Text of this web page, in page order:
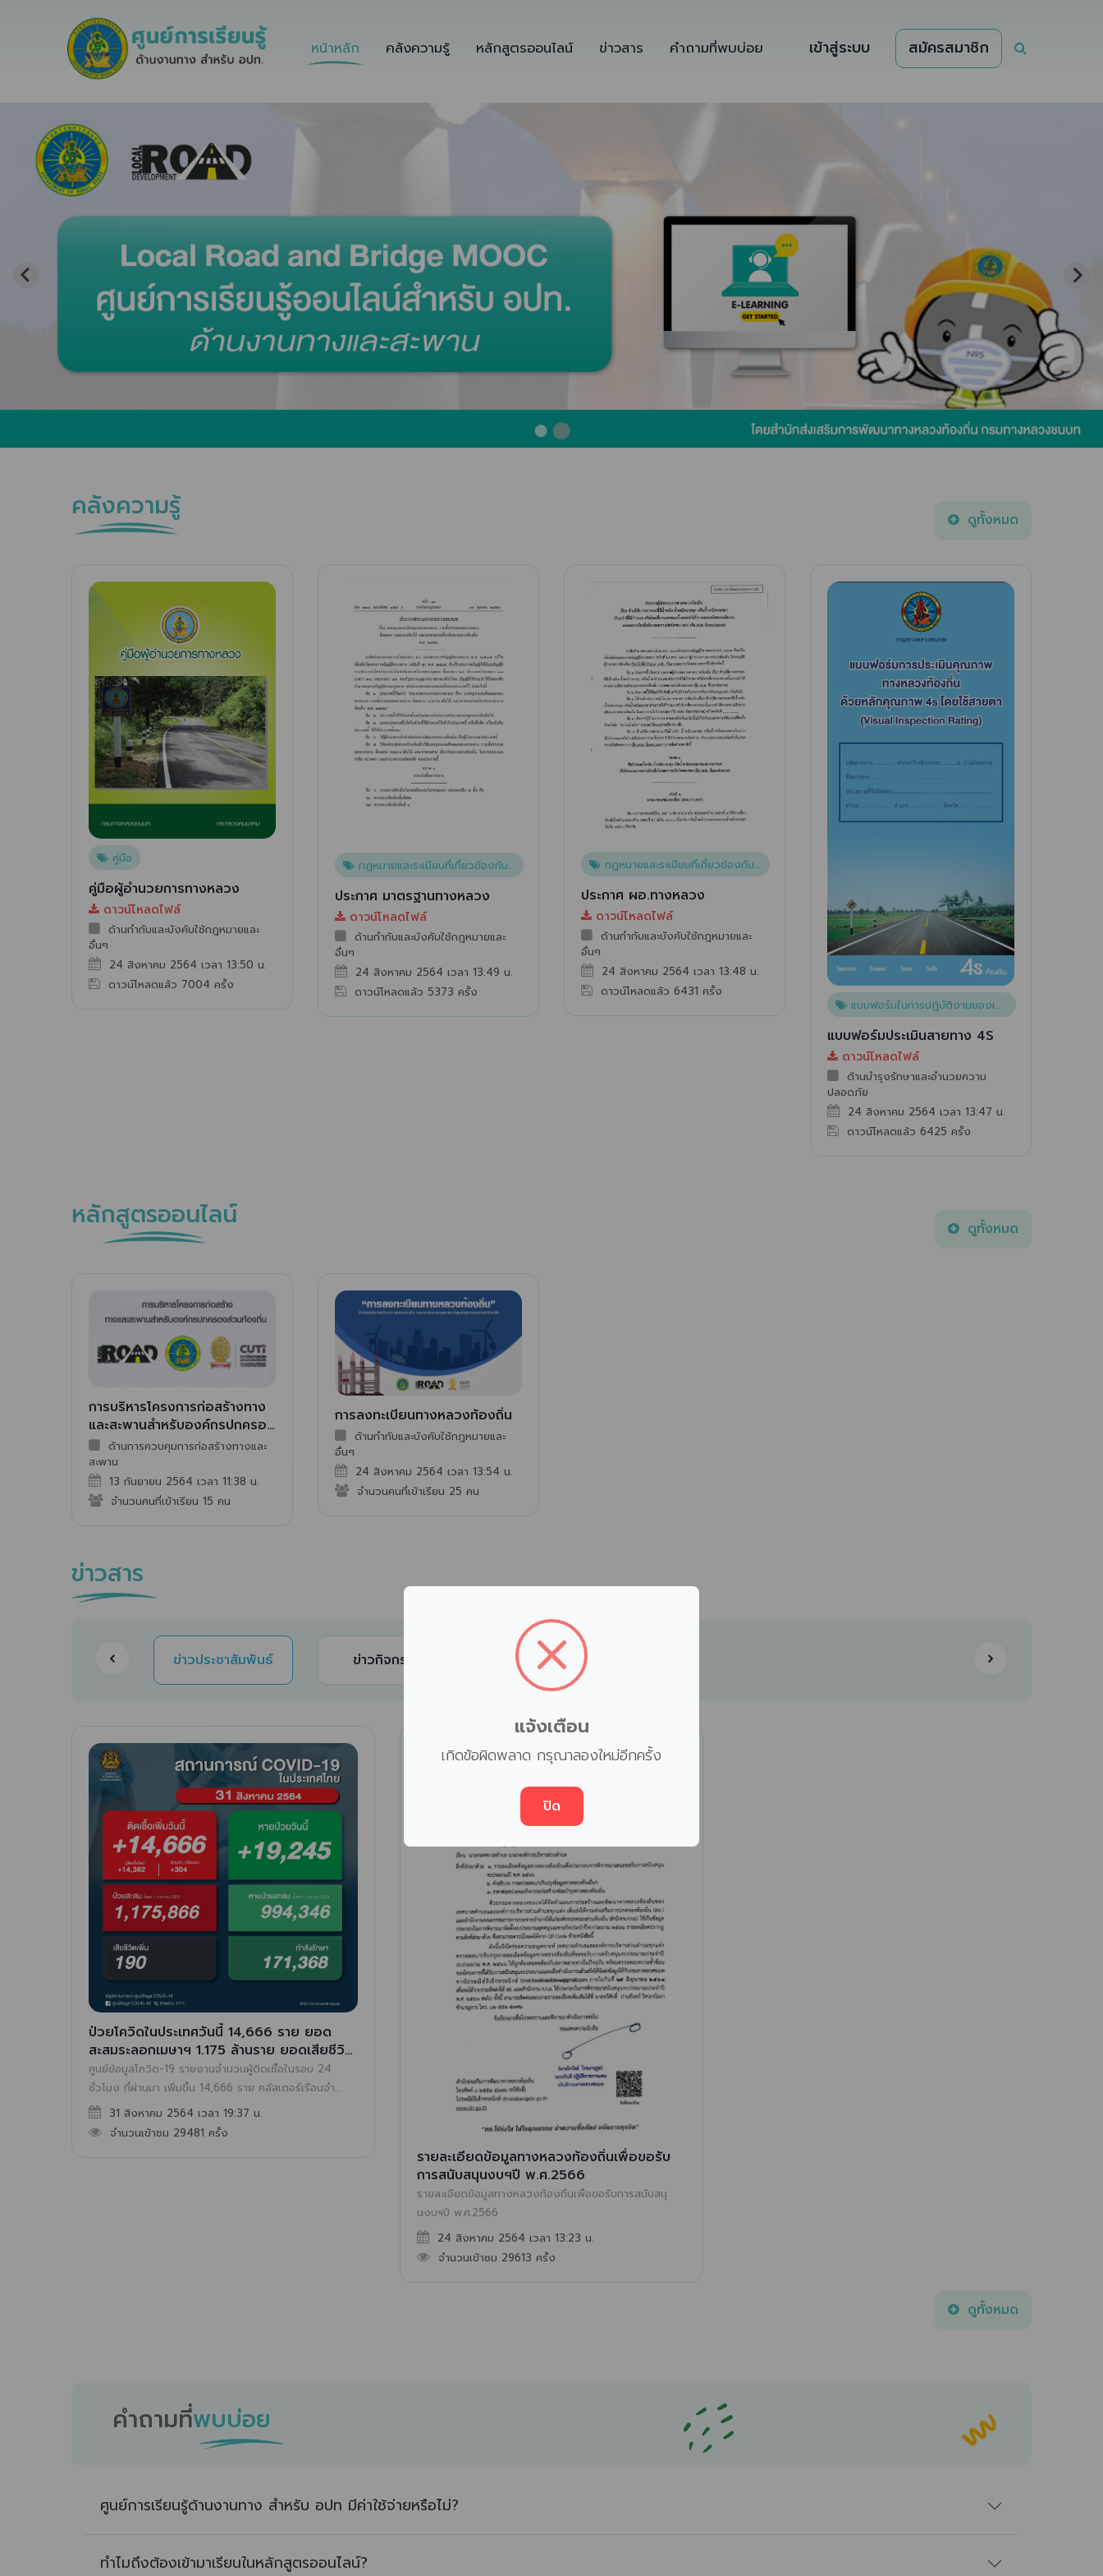
หน้าหลัก คลังความรู้ หลักสูตรออนไลน์ ข่าวสาร คำถามที่พบบ่อย เข้าสู่ระบบ สมัครสมาชิก
คลังความรู้ ดูทั้งหมด
คู่มือ
คู่มือผู้อำนวยการทางหลวง
ดาวน์โหลดไฟล์
ด้านกำกับและบังคับใช้กฎหมายและ
อื่นๆ
24 สิงหาคม 2564 เวลา 13:50 น.
ดาวน์โหลดแล้ว 7004 ครั้ง
กฎหมายและระเบียบที่เกี่ยวข้องกับงานทางหลวง
ประกาศ มาตรฐานทางหลวง
ดาวน์โหลดไฟล์
ด้านกำกับและบังคับใช้กฎหมายและ
อื่นๆ
24 สิงหาคม 2564 เวลา 13:49 น.
ดาวน์โหลดแล้ว 5373 ครั้ง
กฎหมายและระเบียบที่เกี่ยวข้องกับงานทางหลวง
ประกาศ ผอ.ทางหลวง
ดาวน์โหลดไฟล์
ด้านกำกับและบังคับใช้กฎหมายและ
อื่นๆ
24 สิงหาคม 2564 เวลา 13:48 น.
ดาวน์โหลดแล้ว 6431 ครั้ง
แบบฟอร์มในการปฎิบัติงานของเจ้าหน้าที่
แบบฟอร์มประเมินสายทาง 4S
ดาวน์โหลดไฟล์
ด้านบำรุงรักษาและอำนวยความ
ปลอดภัย
24 สิงหาคม 2564 เวลา 13:47 น.
ดาวน์โหลดแล้ว 6425 ครั้ง
หลักสูตรออนไลน์ ดูทั้งหมด
การบริหารโครงการก่อสร้างทาง
และสะพานสำหรับองค์กรปกครอง
ส่วนท้องถิ่น
ด้านการควบคุมการก่อสร้างทางและ
สะพาน
13 กันยายน 2564 เวลา 11:38 น.
จำนวนคนที่เข้าเรียน 15 คน
การลงทะเบียนทางหลวงท้องถิ่น
ด้านกำกับและบังคับใช้กฎหมายและ
อื่นๆ
24 สิงหาคม 2564 เวลา 13:54 น.
จำนวนคนที่เข้าเรียน 25 คน
ข่าวสาร
ข่าวประชาสัมพันธ์ ข่าวกิจกรรม
ป่วยโควิดในประเทศวันนี้ 14,666 ราย ยอด
สะสมระลอกเมษาฯ 1.175 ล้านราย ยอดเสียชีวิต
ยังสูง 190 คน ยอดรวม 11,589 คน
ศูนย์ข้อมูลโควิด-19 รายงานจำนวนผู้ติดเชื้อในรอบ 24
ชั่วโมง ที่ผ่านมา เพิ่มขึ้น 14,666 ราย คลัสเตอร์เรือนจำ
304 ราย เสียชีวิตเพิ่ม 190 คน ผู้ป่วยยืนยันสะสมระลอก
เมษายน 1,175,866 ราย ยอดสะสมตั้งแต่เริ่มระบาด
31 สิงหาคม 2564 เวลา 19:37 น.
จำนวนเข้าชม 29481 ครั้ง
รายละเอียดข้อมูลทางหลวงท้องถิ่นเพื่อขอรับ
การสนับสนุนงบฯปี พ.ศ.2566
รายละเอียดข้อมูลทางหลวงท้องถิ่นเพื่อขอรับการสนับสนุ
นงบฯปี พ.ศ.2566
24 สิงหาคม 2564 เวลา 13:23 น.
จำนวนเข้าชม 29613 ครั้ง
ดูทั้งหมด
คำถามที่พบบ่อย
ศูนย์การเรียนรู้ด้านงานทาง สำหรับ อปท มีค่าใช้จ่ายหรือไม่?
ทำไมถึงต้องเข้ามาเรียนในหลักสูตรออนไลน์?
แจ้งเตือน
เกิดข้อผิดพลาด กรุณาลองใหม่อีกครั้ง
ปิด